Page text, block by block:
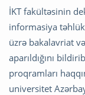
İKT fakültəsinin
informasiya
üzrə bakalavriat
aparıldığını
proqramları
universitet